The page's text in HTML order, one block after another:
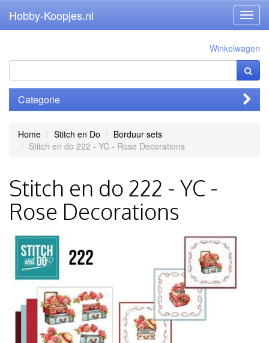
Hobby-Koopjes.nl
Winkelwagen
Categorie
Home Stitch en Do
Borduur sets
Stitch en do 222 - YC - Rose Decorations
Stitch en do 222 - YC -
Rose Decorations